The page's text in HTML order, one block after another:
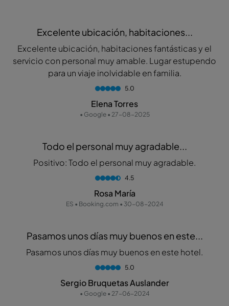
Excelente ubicación, habitaciones...
Excelente ubicación, habitaciones fantásticas y el
servicio con personal muy amable. Lugar estupendo
para un viaje inolvidable en familia.
5.0
Elena Torres
• Google • 27-08-2025
Todo el personal muy agradable...
Positivo: Todo el personal muy agradable.
4.5
Rosa María
ES • Booking.com • 30-08-2024
Pasamos unos días muy buenos en este...
Pasamos unos días muy buenos en este hotel.
5.0
Sergio Bruquetas Auslander
• Google • 27-06-2024